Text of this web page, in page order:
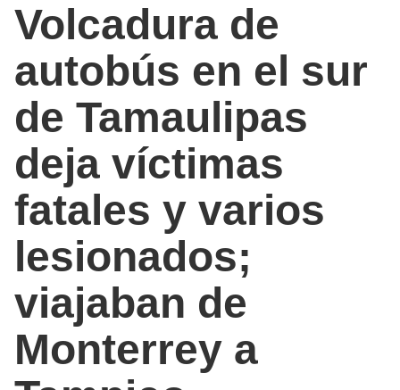
Volcadura de
autobús en el sur
de Tamaulipas
deja víctimas
fatales y varios
lesionados;
viajaban de
Monterrey a